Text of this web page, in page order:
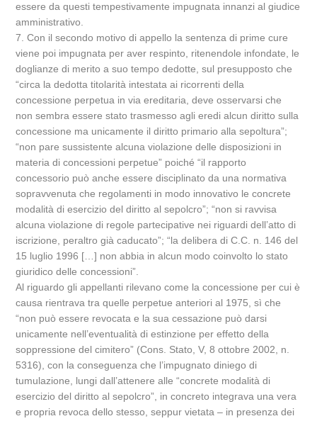
essere da questi tempestivamente impugnata innanzi al giudice
amministrativo.
7. Con il secondo motivo di appello la sentenza di prime cure
viene poi impugnata per aver respinto, ritenendole infondate, le
doglianze di merito a suo tempo dedotte, sul presupposto che
“circa la dedotta titolarità intestata ai ricorrenti della
concessione perpetua in via ereditaria, deve osservarsi che
non sembra essere stato trasmesso agli eredi alcun diritto sulla
concessione ma unicamente il diritto primario alla sepoltura”;
“non pare sussistente alcuna violazione delle disposizioni in
materia di concessioni perpetue” poiché “il rapporto
concessorio può anche essere disciplinato da una normativa
sopravvenuta che regolamenti in modo innovativo le concrete
modalità di esercizio del diritto al sepolcro”; “non si ravvisa
alcuna violazione di regole partecipative nei riguardi dell’atto di
iscrizione, peraltro già caducato”; “la delibera di C.C. n. 146 del
15 luglio 1996 […] non abbia in alcun modo coinvolto lo stato
giuridico delle concessioni”.
Al riguardo gli appellanti rilevano come la concessione per cui è
causa rientrava tra quelle perpetue anteriori al 1975, sì che
“non può essere revocata e la sua cessazione può darsi
unicamente nell’eventualità di estinzione per effetto della
soppressione del cimitero” (Cons. Stato, V, 8 ottobre 2002, n.
5316), con la conseguenza che l’impugnato diniego di
tumulazione, lungi dall’attenere alle “concrete modalità di
esercizio del diritto al sepolcro”, in concreto integrava una vera
e propria revoca dello stesso, seppur vietata – in presenza dei